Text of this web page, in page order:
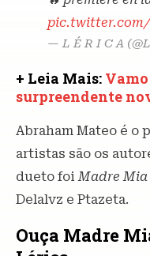
— L É R I C A
+ Leia Mais: Vamo
surpreendente
Abraham Mateo é o
artistas são os
dueto foiMadre Mia
Delalvz e Ptazeta.
Ouça Madre